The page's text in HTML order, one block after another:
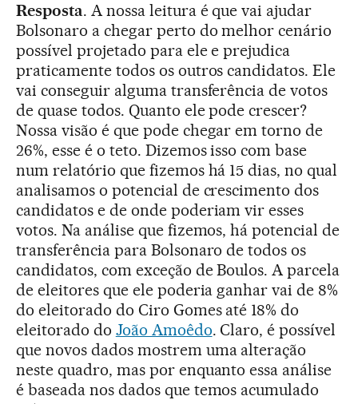
Resposta. A nossa leitura é que vai ajudar
Bolsonaro a chegar perto do melhor cenário
possível projetado para ele e prejudica
praticamente todos os outros candidatos. Ele
vai conseguir alguma transferência de votos
de quase todos. Quanto ele pode crescer?
Nossa visão é que pode chegar em torno de
26%, esse é o teto. Dizemos isso com base
num relatório que fizemos há 15 dias, no qual
analisamos o potencial de crescimento dos
candidatos e de onde poderiam vir esses
votos. Na análise que fizemos, há potencial de
transferência para Bolsonaro de todos os
candidatos, com exceção de Boulos. A parcela
de eleitores que ele poderia ganhar vai de 8%
do eleitorado do Ciro Gomes até 18% do
eleitorado do João Amoêdo. Claro, é possível
que novos dados mostrem uma alteração
neste quadro, mas por enquanto essa análise
é baseada nos dados que temos acumulado